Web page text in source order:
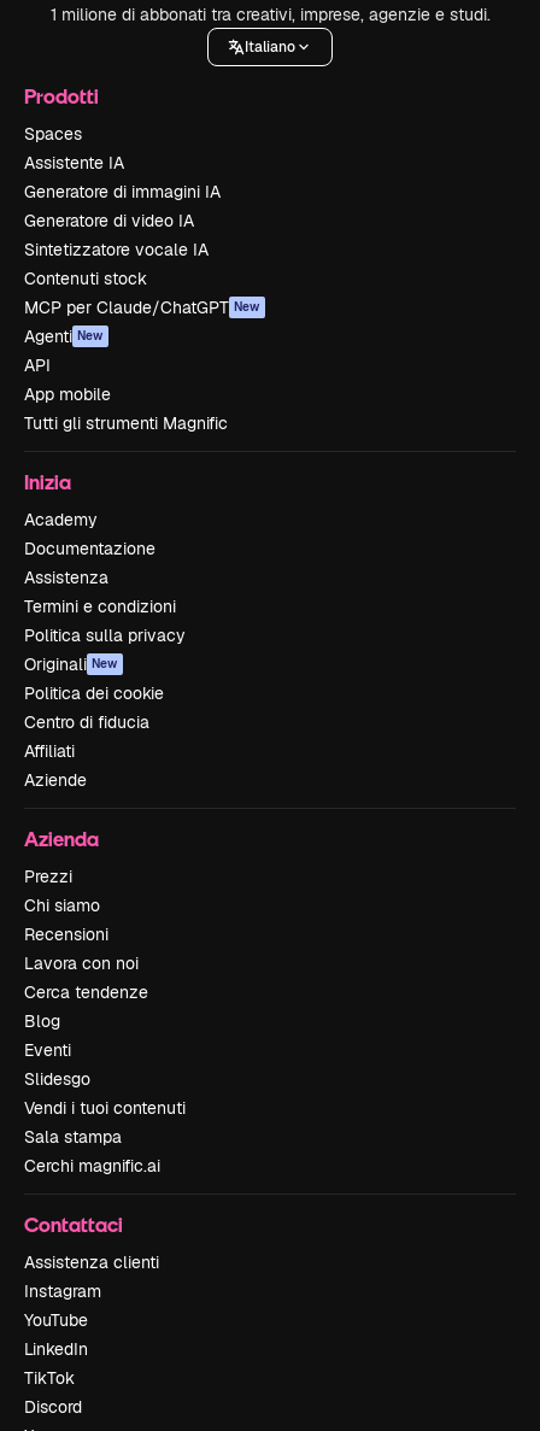
1 milione di abbonati tra creativi, imprese, agenzie e studi.
Italiano
Prodotti
Spaces
Assistente IA
Generatore di immagini IA
Generatore di video IA
Sintetizzatore vocale IA
Contenuti stock
MCP per Claude/ChatGPT New
Agenti New
API
App mobile
Tutti gli strumenti Magnific
Inizia
Academy
Documentazione
Assistenza
Termini e condizioni
Politica sulla privacy
Originali New
Politica dei cookie
Centro di fiducia
Affiliati
Aziende
Azienda
Prezzi
Chi siamo
Recensioni
Lavora con noi
Cerca tendenze
Blog
Eventi
Slidesgo
Vendi i tuoi contenuti
Sala stampa
Cerchi magnific.ai
Contattaci
Assistenza clienti
Instagram
YouTube
LinkedIn
TikTok
Discord